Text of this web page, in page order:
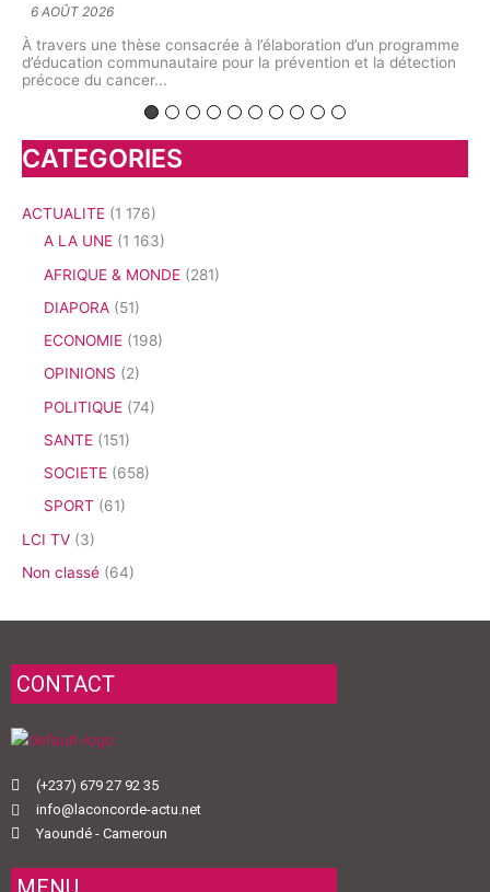
l’élaboration d’un programme
la prévention et la détection
interrogé l’avenir d’une discipline
biologie végétale,...
CATEGORIES
ACTUALITE (1 176)
A LA UNE (1 163)
AFRIQUE & MONDE (281)
DIAPORA (51)
ECONOMIE (198)
OPINIONS (2)
POLITIQUE (74)
SANTE (151)
SOCIETE (658)
SPORT (61)
LCI TV (3)
Non classé (64)
CONTACT
(+237) 679 27 92 35
info@laconcorde-actu.net
Yaoundé - Cameroun